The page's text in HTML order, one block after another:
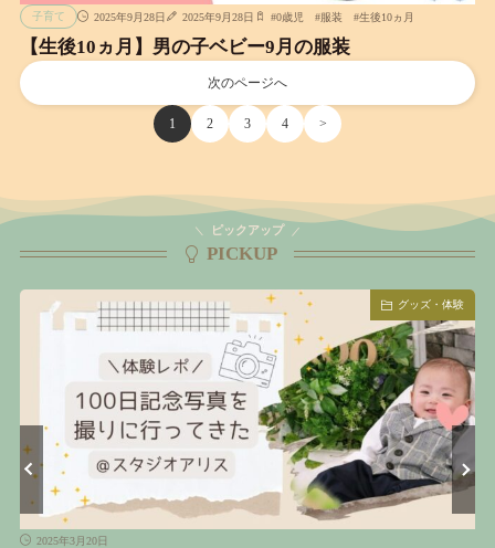
子育て 2025年9月28日 2025年9月28日 #0歳児 #服装 #生後10ヵ月
【生後10ヵ月】男の子ベビー9月の服装
次のページへ
1 2 3 4 >
PICKUP
ピックアップ
グッズ・体験
2025年3月20日